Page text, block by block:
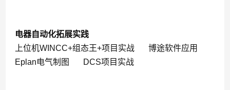
电器自动化拓展实践
上位机WINCC+组态王+项目实战
博途软件应用
Eplan电气制图
DCS项目实战